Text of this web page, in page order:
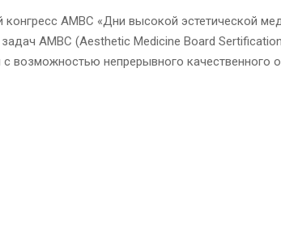
АМВС «Дни высокой эстетической
АМВС (Aesthetic Medicine Board
возможностью непрерывного качественного